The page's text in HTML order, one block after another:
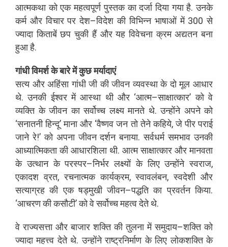
आत्मकथा को एक महत्वपूर्ण पुस्तक का दर्जा दिया गया है.उनके
कर्म और विचार पर देश–विदेश की विभिन्न भाषाओं में300से
ज्यादा किताबें छप चुकी हैं और यह विवेचना क्रम अद्यतन बना
हुआहै.
गांधीविमर्शकेबारेमेंकुछमर्यादाएं
सत्य और अहिंसा गांधी जी की जीवन व्यवस्था के दो मूल आधार
थे.उनकी ईश्वर में आस्था थी और ‘आत्म–साक्षात्कार’ को वे
व्यक्ति के जीवन का सर्वोच्च लक्ष्य मानते थे.उन्होंने अपने को
‘सनातनी हिन्दू’ माना और ‘वैष्णव जन तो तेने कहिये,जे पीर पराई
जाने रे!’ को अपना जीवन दर्शन बनाया.सर्वधर्म समभाव उनकी
आध्यात्मिकता की आधारशिला थी. आत्म साक्षात्कार और मानवता
के उत्थान के परस्पर–निर्भर लक्ष्यों के लिए उन्होंने स्वराज,
एकादश व्रत,रचनात्मक कार्यक्रम,स्वावलंबन,स्वदेशी और
सत्याग्रह की एक षड्मुखी जीवन–पद्धति का प्रवर्तन किया.
‘आचरणकीकसौटी’कोवेसर्वोच्चमहत्वदेतेथे.
वे राज्यसत्ता और बाजार शक्ति की तुलना में समुदाय–शक्ति को
ज्यादा महत्त्व देते थे.उन्होंने राष्ट्रनिर्माण के लिए लोकशक्ति के